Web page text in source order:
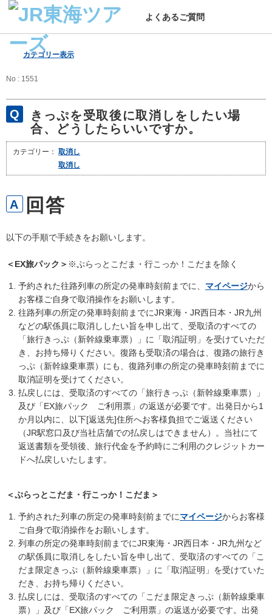
よくあるご質問
カテゴリー表示
No : 1551
きっぷを受取後に取消しをしたい場
合、どうしたらいいですか。
カテゴリー： 取消し
取消し
以下の手順で手続きをお願いします。
＜EX旅パック＞ ※ぷらっとこだま・行こっか！こだまを除く
予約された往路列車の所定の発車時刻前までに、 マイページから
お客様ご自身で取消操作をお願いします。
往路列車の所定の発車時刻前までにJR東海・JR西日本・JR九州
などの駅係員に取消ししたい旨を申し出て、受取済のすべての
「旅行きっぷ（新幹線乗車票）」に「取消証明」を受けていただ
き、お持ち帰りください。復路も受取済の場合は、復路の旅行き
っぷ（新幹線乗車票）にも、復路列車の所定の発車時刻前までに
取消証明を受けてください。
払戻しには、受取済のすべての「旅行きっぷ（新幹線乗車票）」
及び「EX旅パック ご利用票」の返送が必要です。出発日から1
か月以内に、以下[返送先]住所へお客様負担でご返送ください
（JR駅窓口及び当社店舗での払戻しはできません）。当社にて
返送書類を受領後、旅行代金を予約時にご利用のクレジットカー
ドへ払戻しいたします。
＜ぷらっとこだま・行こっか！こだま＞
予約された列車の所定の発車時刻前までにマイページからお客様
ご自身で取消操作をお願いします。
列車の所定の発車時刻前までにJR東海・JR西日本・JR九州など
の駅係員に取消しをしたい旨を申し出て、受取済のすべての「こ
だま限定きっぷ（新幹線乗車票）」に「取消証明」を受けていた
だき、お持ち帰りください。
払戻しには、受取済のすべての「こだま限定きっぷ（新幹線乗車
票）」及び「EX旅パック ご利用票」の返送が必要です。出発